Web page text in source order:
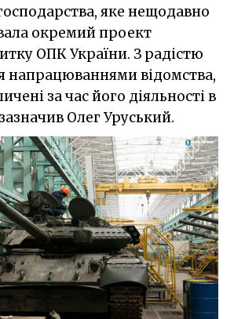
яке нещодавно
окремий проект
ОПК України. З радістю
напрацюваннями відомства,
за час його діяльності в
Олег Уруський.